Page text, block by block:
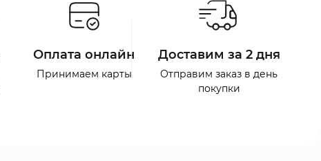
Оплата онлайн
Принимаем карты
Доставим за 2 дня
Отправим заказ в день
покупки